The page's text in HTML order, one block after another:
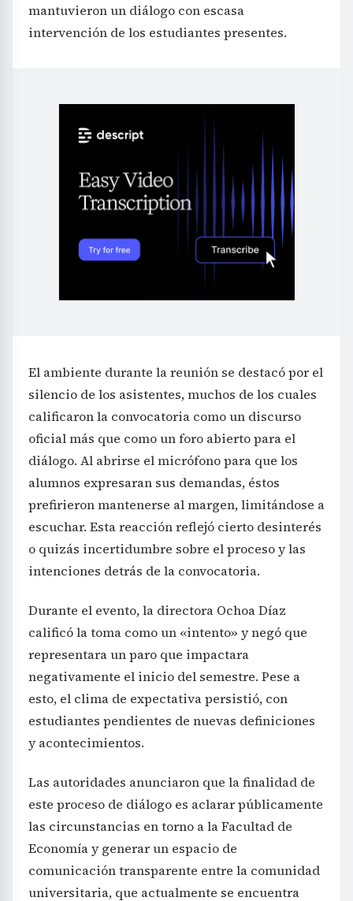
mantuvieron un diálogo con escasa
intervención de los estudiantes presentes.
El ambiente durante la reunión se destacó por el
silencio de los asistentes, muchos de los cuales
calificaron la convocatoria como un discurso
oficial más que como un foro abierto para el
diálogo. Al abrirse el micrófono para que los
alumnos expresaran sus demandas, éstos
prefirieron mantenerse al margen, limitándose a
escuchar. Esta reacción reflejó cierto desinterés
o quizás incertidumbre sobre el proceso y las
intenciones detrás de la convocatoria.
Durante el evento, la directora Ochoa Díaz
calificó la toma como un «intento» y negó que
representara un paro que impactara
negativamente el inicio del semestre. Pese a
esto, el clima de expectativa persistió, con
estudiantes pendientes de nuevas definiciones
y acontecimientos.
Las autoridades anunciaron que la finalidad de
este proceso de diálogo es aclarar públicamente
las circunstancias en torno a la Facultad de
Economía y generar un espacio de
comunicación transparente entre la comunidad
universitaria, que actualmente se encuentra